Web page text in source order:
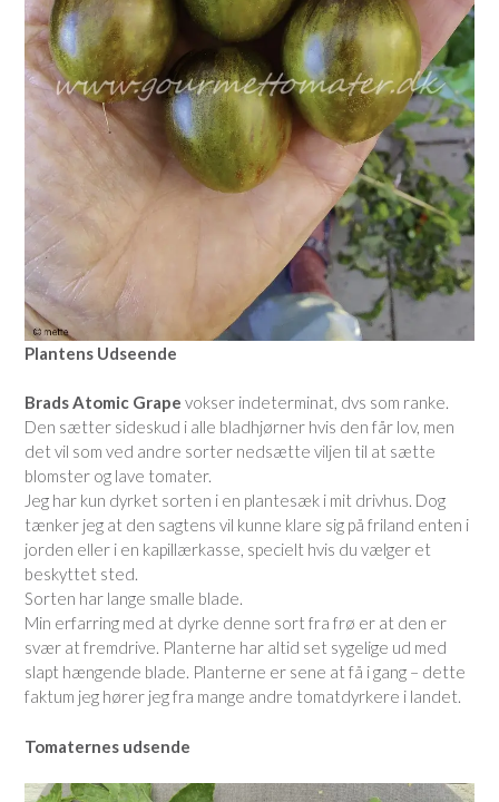
Plantens Udseende
Brads Atomic Grape vokser indeterminat, dvs som ranke.
Den sætter sideskud i alle bladhjørner hvis den får lov, men
det vil som ved andre sorter nedsætte viljen til at sætte
blomster og lave tomater.
Jeg har kun dyrket sorten i en plantesæk i mit drivhus. Dog
tænker jeg at den sagtens vil kunne klare sig på friland enten i
jorden eller i en kapillærkasse, specielt hvis du vælger et
beskyttet sted.
Sorten har lange smalle blade.
Min erfarring med at dyrke denne sort fra frø er at den er
svær at fremdrive. Planterne har altid set sygelige ud med
slapt hængende blade. Planterne er sene at få i gang – dette
faktum jeg hører jeg fra mange andre tomatdyrkere i landet.
Tomaternes udsende